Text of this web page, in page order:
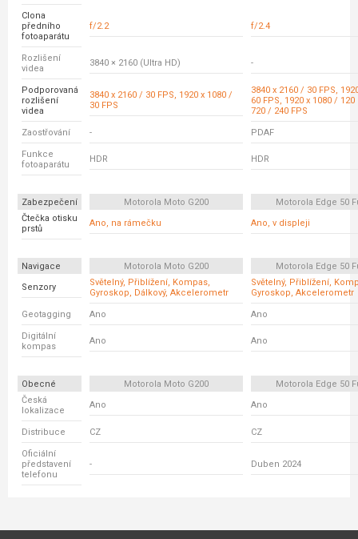
Clona
předního
fotoaparátu
f/2.2 f/2.4
Rozlišení
videa
3840 × 2160 (Ultra HD) -
Podporovaná
rozlišení
videa
3840 x 2160 / 30 FPS, 1920 x 1080 /
30 FPS
3840 x 2160 / 30 FPS,
60 FPS, 1920 x 1080 / 120
720 / 240 FPS
Zaostřování - PDAF
Funkce
fotoaparátu
HDR HDR
Zabezpečení Motorola Moto G200
Motorola Edge 50
Čtečka otisku
prstů
Ano, na rámečku Ano, v displeji
Navigace Motorola Moto G200
Motorola Edge 50
Senzory
Světelný, Přiblížení, Kompas,
Gyroskop, Dálkový, Akcelerometr
Světelný, Přiblížení,
Gyroskop, Akcelerometr
Geotagging Ano Ano
Digitální
kompas
Ano Ano
Obecné Motorola Moto G200
Motorola Edge 50
Česká
lokalizace
Ano Ano
Distribuce CZ CZ
Oficiální
představení
telefonu
- Duben 2024